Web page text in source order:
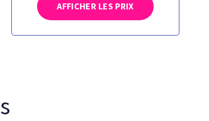
AFFICHER LES PRIX